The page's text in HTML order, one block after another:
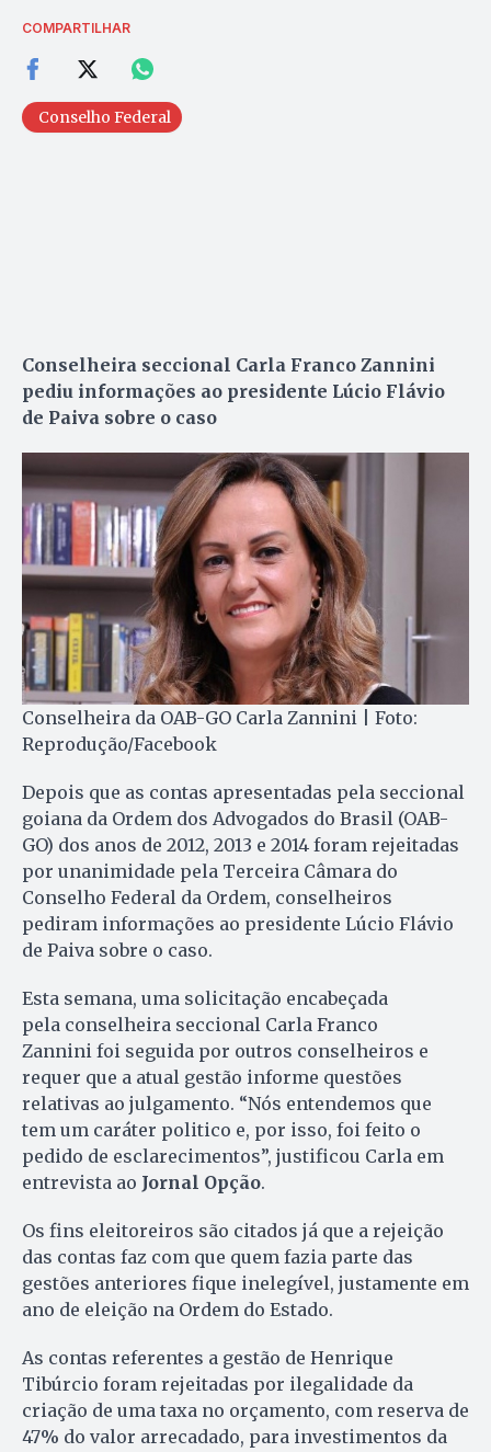
COMPARTILHAR
Conselho Federal
Conselheira seccional Carla Franco Zannini
pediu informações ao presidente Lúcio Flávio
de Paiva sobre o caso
Conselheira da OAB-GO Carla Zannini | Foto:
Reprodução/Facebook
Depois que as contas apresentadas pela seccional
goiana da Ordem dos Advogados do Brasil (OAB-
GO) dos anos de 2012, 2013 e 2014 foram rejeitadas
por unanimidade pela Terceira Câmara do
Conselho Federal da Ordem, conselheiros
pediram informações ao presidente Lúcio Flávio
de Paiva sobre o caso.
Esta semana, uma solicitação encabeçada
pela conselheira seccional Carla Franco
Zannini foi seguida por outros conselheiros e
requer que a atual gestão informe questões
relativas ao julgamento. “Nós entendemos que
tem um caráter politico e, por isso, foi feito o
pedido de esclarecimentos”, justificou Carla em
entrevista ao Jornal Opção.
Os fins eleitoreiros são citados já que a rejeição
das contas faz com que quem fazia parte das
gestões anteriores fique inelegível, justamente em
ano de eleição na Ordem do Estado.
As contas referentes a gestão de Henrique
Tibúrcio foram rejeitadas por ilegalidade da
criação de uma taxa no orçamento, com reserva de
47% do valor arrecadado, para investimentos da